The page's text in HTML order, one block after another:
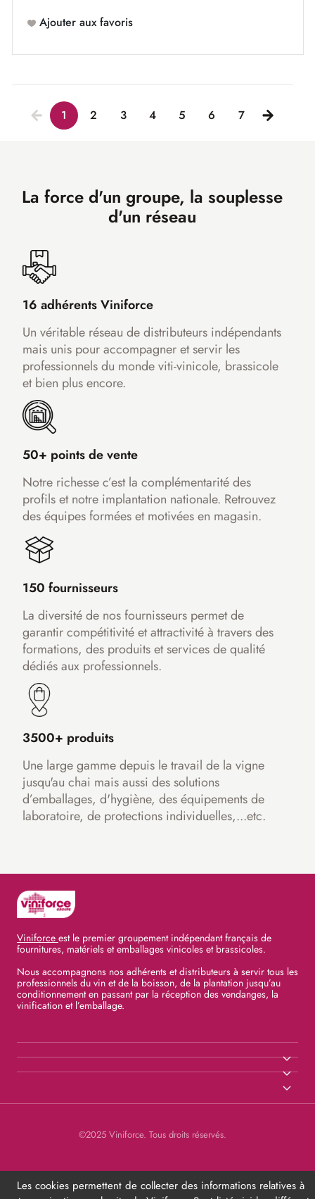
Ajouter aux favoris
1 2 3 4 5 6 7
La force d'un groupe, la souplesse
d'un réseau
16 adhérents Viniforce
Un véritable réseau de distributeurs indépendants
mais unis pour accompagner et servir les
professionnels du monde viti-vinicole, brassicole
et bien plus encore.
50+ points de vente
Notre richesse c’est la complémentarité des
profils et notre implantation nationale. Retrouvez
des équipes formées et motivées en magasin.
150 fournisseurs
La diversité de nos fournisseurs permet de
garantir compétitivité et attractivité à travers des
formations, des produits et services de qualité
dédiés aux professionnels.
3500+ produits
Une large gamme depuis le travail de la vigne
jusqu'au chai mais aussi des solutions
d’emballages, d'hygiène, des équipements de
laboratoire, de protections individuelles,...etc.
Viniforce est le premier groupement indépendant français de
fournitures, matériels et emballages vinicoles et brassicoles.
Nous accompagnons nos adhérents et distributeurs à servir tous les
professionnels du vin et de la boisson, de la plantation jusqu’au
conditionnement en passant par la réception des vendanges, la
vinification et l’emballage.
©2025 Viniforce. Tous droits réservés.
Les cookies permettent de collecter des informations relatives à